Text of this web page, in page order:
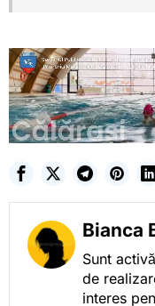
Bianca
Sunt
de
interes